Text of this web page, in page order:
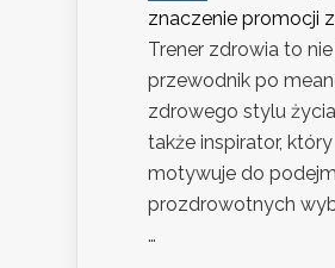
znaczenie promocji
Trener zdrowia to
przewodnik po
zdrowego stylu
także inspirator, który
motywuje do
prozdrowotnych
…